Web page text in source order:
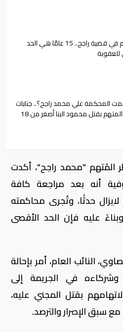
ما الحكم في قضية راجح.. 15 عامًا هي الحد
المحكمة علي محمد راجح؟.. جنايات
الطفل: المتهم بقتل محمود البنا أصغر من 18
المُتهم "محمد راجح"، أكدت
أنه بعد مراجعة كافة
حدثًا، وتُجرى محاكمته
عليه فإن الحد الأقصى
النائب العام، أمر بإحالة
في الجريمة إلى
بقتل المجني عليه،
سبق الإصرار والترصد.